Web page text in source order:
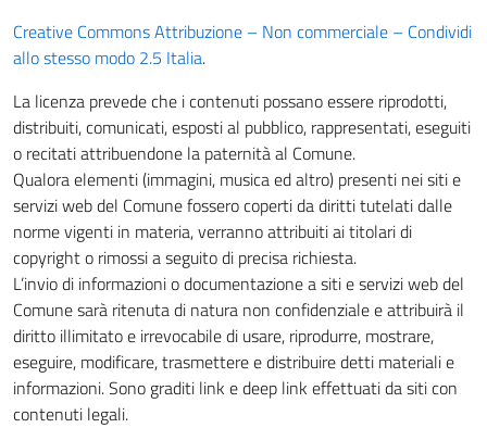
Creative Commons Attribuzione – Non commerciale – Condividi
allo stesso modo 2.5 Italia.
La licenza prevede che i contenuti possano essere riprodotti,
distribuiti, comunicati, esposti al pubblico, rappresentati, eseguiti
o recitati attribuendone la paternità al Comune.
Qualora elementi (immagini, musica ed altro) presenti nei siti e
servizi web del Comune fossero coperti da diritti tutelati dalle
norme vigenti in materia, verranno attribuiti ai titolari di
copyright o rimossi a seguito di precisa richiesta.
L’invio di informazioni o documentazione a siti e servizi web del
Comune sarà ritenuta di natura non confidenziale e attribuirà il
diritto illimitato e irrevocabile di usare, riprodurre, mostrare,
eseguire, modificare, trasmettere e distribuire detti materiali e
informazioni. Sono graditi link e deep link effettuati da siti con
contenuti legali.